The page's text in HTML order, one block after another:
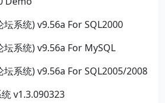
系统) v9.56a For SQL2000
系统) v9.56a For MySQL
系统) v9.56a For SQL2005/2008
v1.3.090323